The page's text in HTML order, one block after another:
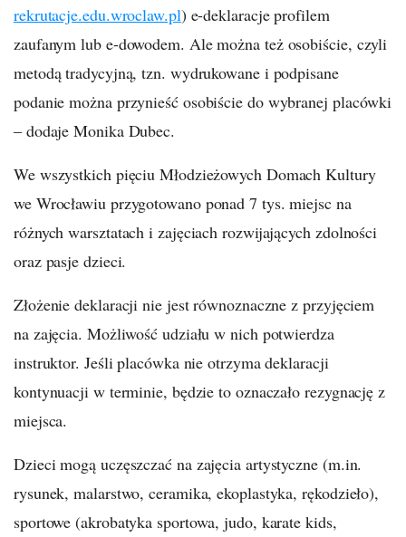
rekrutacje.edu.wroclaw.pl) e-deklaracje profilem
zaufanym lub e-dowodem. Ale można też osobiście, czyli
metodą tradycyjną, tzn. wydrukowane i podpisane
podanie można przynieść osobiście do wybranej placówki
– dodaje Monika Dubec.
We wszystkich pięciu Młodzieżowych Domach Kultury
we Wrocławiu przygotowano ponad 7 tys. miejsc na
różnych warsztatach i zajęciach rozwijających zdolności
oraz pasje dzieci.
Złożenie deklaracji nie jest równoznaczne z przyjęciem
na zajęcia. Możliwość udziału w nich potwierdza
instruktor. Jeśli placówka nie otrzyma deklaracji
kontynuacji w terminie, będzie to oznaczało rezygnację z
miejsca.
Dzieci mogą uczęszczać na zajęcia artystyczne (m.in.
rysunek, malarstwo, ceramika, ekoplastyka, rękodzieło),
sportowe (akrobatyka sportowa, judo, karate kids,